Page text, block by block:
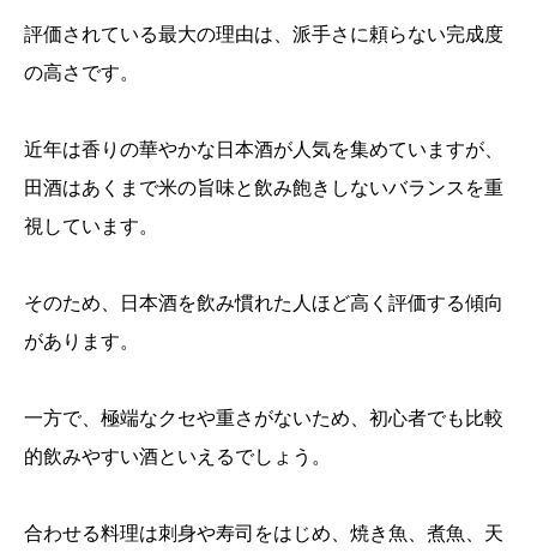
評価されている最大の理由は、派手さに頼らない完成度
の高さです。
近年は香りの華やかな日本酒が人気を集めていますが、
田酒はあくまで米の旨味と飲み飽きしないバランスを重
視しています。
そのため、日本酒を飲み慣れた人ほど高く評価する傾向
があります。
一方で、極端なクセや重さがないため、初心者でも比較
的飲みやすい酒といえるでしょう。
合わせる料理は刺身や寿司をはじめ、焼き魚、煮魚、天